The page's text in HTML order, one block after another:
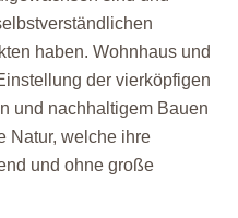
haben. Wohnhaus und
der vierköpfigen
und nachhaltigem Bauen
Natur, welche ihre
und ohne große